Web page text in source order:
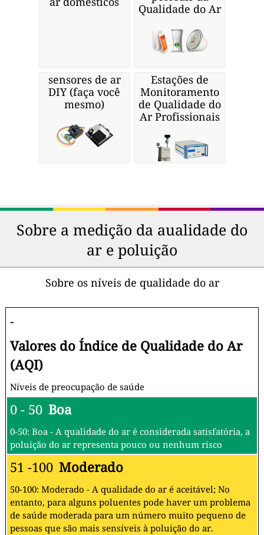
Qualidade do Ar
sensores de ar
DIY (faça você
mesmo)
Estações de
Monitoramento
de Qualidade do
Ar Profissionais
Sobre a medição da aualidade do
ar e poluição
Sobre os níveis de qualidade do ar
-
Valores do Índice de Qualidade do Ar
(AQI)
Níveis de preocupação de saúde
0 - 50 Boa
0-50: Boa - A qualidade do ar é considerada satisfatória, a
poluição do ar representa pouco ou nenhum risco
51 -100 Moderado
50-100: Moderado - A qualidade do ar é aceitável; No
entanto, para alguns poluentes pode haver um problema
de saúde moderada para um número muito pequeno de
pessoas que são mais sensíveis à poluição do ar.